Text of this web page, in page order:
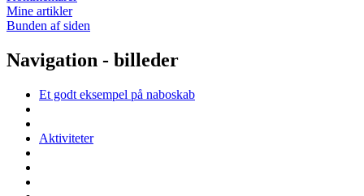
Mine artikler
Bunden af siden
Navigation - billeder
Et godt eksempel på naboskab
Aktiviteter